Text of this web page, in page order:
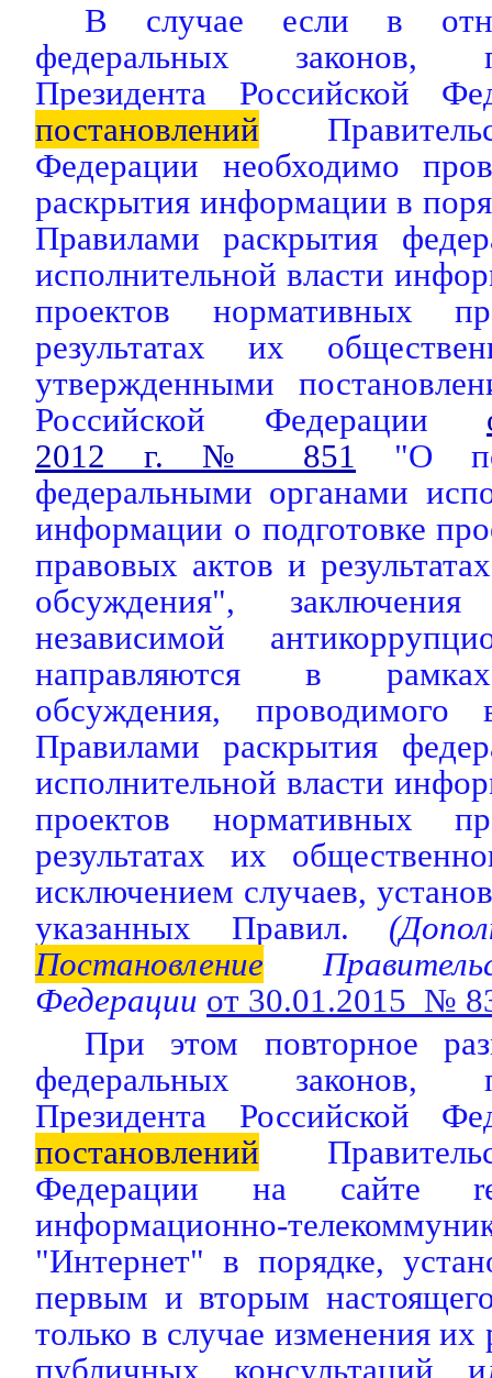
В случае если в
федеральных законов,
Президента Российской
постановлений
Федерации необходимо
раскрытия информации в
Правилами раскрытия
исполнительной власти
проектов нормативных
результатах их
утвержденными
Российской Федерации
2012 г. № 851 "О
федеральными органами
информации о подготовке
правовых актов и
обсуждения",
независимой
направляются в
обсуждения, проводимого
Правилами раскрытия
исполнительной власти
проектов нормативных
результатах их
исключением случаев,
указанных Правил.
Постановление
Федерации от 30.01.2015 №
При этом повторное
федеральных законов,
Президента Российской
постановлений
Федерации на сайте
информационно-
"Интернет" в порядке,
первым и вторым
только в случае изменения
публичных консультаций